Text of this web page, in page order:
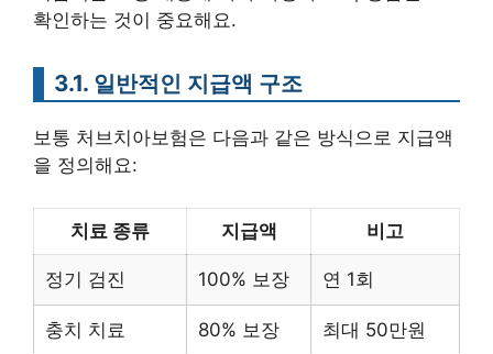
확인하는 것이 중요해요.
3.1. 일반적인 지급액 구조
보통 처브치아보험은 다음과 같은 방식으로 지급액
을 정의해요:
치료 종류 지급액 비고
정기 검진 100% 보장 연 1회
충치 치료 80% 보장 최대 50만원